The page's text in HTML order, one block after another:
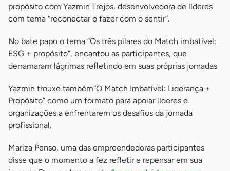
propósito com Yazmin Trejos, desenvolvedora de líderes
com tema “reconectar o fazer com o sentir”.
No bate papo o tema “Os três pilares do Match imbatível:
ESG + propósito”, encantou as participantes, que
derramaram lágrimas refletindo em suas próprias jornadas
Yazmin trouxe também“O Match Imbatível: Liderança +
Propósito” como um formato para apoiar líderes e
organizações a enfrentarem os desafios da jornada
profissional.
Mariza Penso, uma das empreendedoras participantes
disse que o momento a fez refletir e repensar em sua